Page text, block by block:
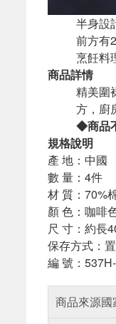
半身設
前方有
烹飪料
商品詳情
精美圍
方，廚
◆商品
規格說明
產 地：中國
數 量：4件
材 質：70%
顏 色：咖啡
尺 寸：約長
保存方式：
編 號：
商品來源國